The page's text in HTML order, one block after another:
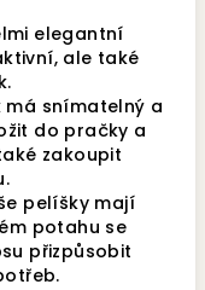
elegantní
ale také
má snímatelný a
do pračky a
zakoupit
pelíšky mají
potahu se
přizpůsobit